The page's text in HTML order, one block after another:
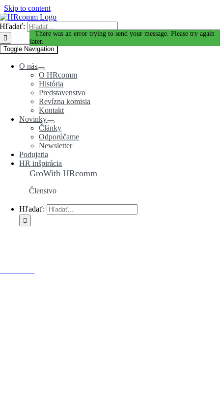
Skip to content
Hľadať:
Toggle Navigation
O nás
O HRcomm
História
Predstavenstvo
Revízna komisia
Kontakt
Novinky
Články
Odporúčame
Newsletter
Podujatia
HR inšpirácia
GroWith HRcomm
Členstvo
Hľadať:
Ďakujeme za Váš záujem!
There was an error trying to send your message. Please try again
later.